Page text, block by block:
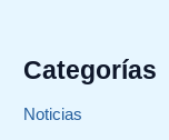
Categorías
Noticias